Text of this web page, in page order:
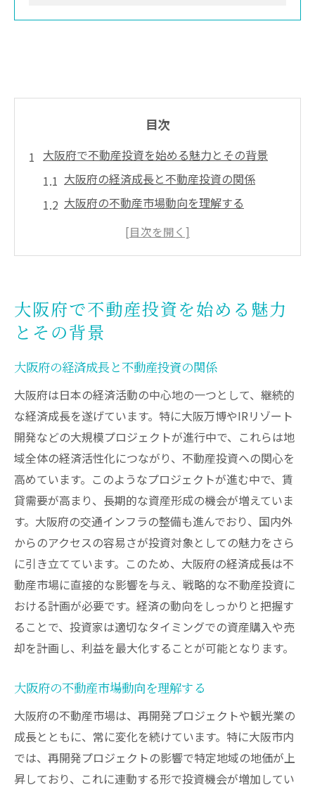
目次
大阪府で不動産投資を始める魅力とその背景
大阪府の経済成長と不動産投資の関係
大阪府の不動産市場動向を理解する
地域特性を活かした投資の魅力
大阪府での不動産投資成功事例
シミュレーションで未来を見据える不動産投資
の第一歩
不動産投資シミュレーションの基本とは
シミュレーションを活用した投資メリット
大阪府の市場データを基にしたシミュレー
ション
リスク管理とシミュレーションの重要性
将来を見据えた計画の立て方
シミュレーションツールの選び方
成功する不動産投資シミュレーションの重要性
正確なシミュレーションが生む投資の成功
市場変動に対応するシミュレーション技術
リスクを最小限にするための手法
大阪府の特性を活かすシミュレーション
投資判断をサポートするシミュレーション
大阪府の経済成長を活用した投資戦略を練る
経済成長と不動産投資の相乗効果
大阪府の地域開発と投資機会
未来の都市像を見据えた戦略的投資
大阪府で不動産投資を始める魅力
とその背景
大阪府の経済成長と不動産投資の関係
大阪府は日本の経済活動の中心地の一つとして、継続的
な経済成長を遂げています。特に大阪万博やIRリゾート
開発などの大規模プロジェクトが進行中で、これらは地
域全体の経済活性化につながり、不動産投資への関心を
高めています。このようなプロジェクトが進む中で、賃
貸需要が高まり、長期的な資産形成の機会が増えていま
す。大阪府の交通インフラの整備も進んでおり、国内外
からのアクセスの容易さが投資対象としての魅力をさら
に引き立てています。このため、大阪府の経済成長は不
動産市場に直接的な影響を与え、戦略的な不動産投資に
おける計画が必要です。経済の動向をしっかりと把握す
ることで、投資家は適切なタイミングでの資産購入や売
却を計画し、利益を最大化することが可能となります。
大阪府の不動産市場動向を理解する
大阪府の不動産市場は、再開発プロジェクトや観光業の
成長とともに、常に変化を続けています。特に大阪市内
では、再開発プロジェクトの影響で特定地域の地価が上
昇しており、これに連動する形で投資機会が増加してい